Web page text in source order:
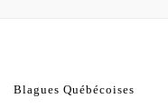
Blagues Québécoises